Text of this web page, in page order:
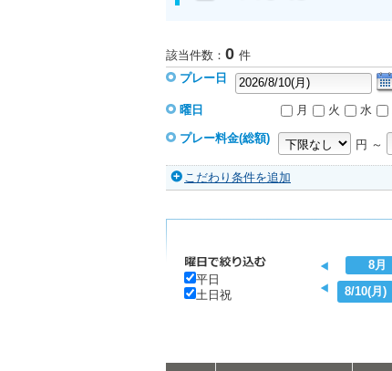
該当件数： 0 件
プレー日
曜日 月 火 水
プレー料金(総額) 円 ～
こだわり条件を追加
平日
土日祝
8月
8/10(月)